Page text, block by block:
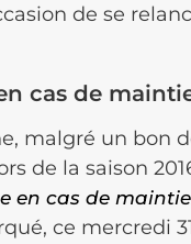
de se
cas de
malgré un bon
de la saison
en cas de
ce mercredi